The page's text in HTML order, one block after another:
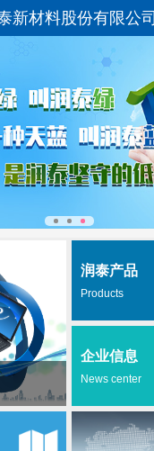
新材料股份有限公司
润泰产品
Products
企业信息
News center